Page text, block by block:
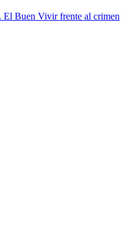
El Buen Vivir frente al crimen